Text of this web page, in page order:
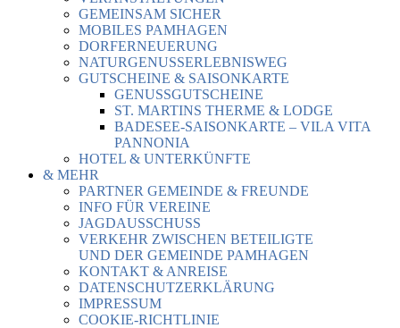
GEMEINSAM SICHER
MOBILES PAMHAGEN
DORFERNEUERUNG
NATURGENUSSERLEBNISWEG
GUTSCHEINE & SAISONKARTE
GENUSSGUTSCHEINE
ST. MARTINS THERME & LODGE
BADESEE-SAISONKARTE – VILA VITA
PANNONIA
HOTEL & UNTERKÜNFTE
& MEHR
PARTNER GEMEINDE & FREUNDE
INFO FÜR VEREINE
JAGDAUSSCHUSS
VERKEHR ZWISCHEN BETEILIGTE
UND DER GEMEINDE PAMHAGEN
KONTAKT & ANREISE
DATENSCHUTZERKLÄRUNG
IMPRESSUM
COOKIE-RICHTLINIE